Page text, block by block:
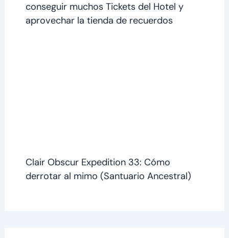
conseguir muchos Tickets del Hotel y
aprovechar la tienda de recuerdos
Clair Obscur Expedition 33: Cómo
derrotar al mimo (Santuario Ancestral)